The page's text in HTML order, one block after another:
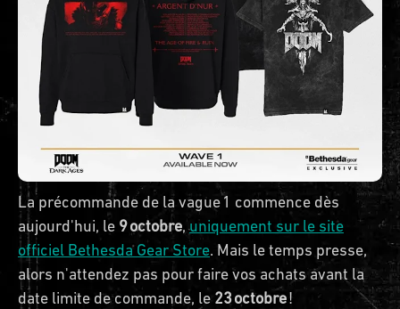
La précommande de la vague 1 commence dès
aujourd'hui, le 9 octobre,uniquement sur le site
officiel Bethesda Gear Store. Mais le temps presse,
alors n'attendez pas pour faire vos achats avant la
date limite de commande, le 23 octobre!